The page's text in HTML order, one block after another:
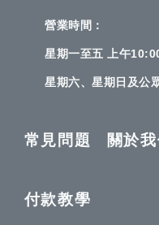
營業時間：
星期一至五 上午
星期六、星期日及公
常見問題 關於我
付款教學